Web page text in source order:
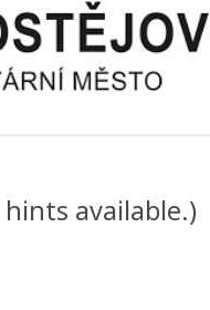
hints available.)